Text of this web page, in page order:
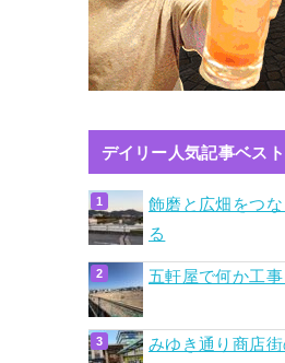
デイリー人気記事ベス
飾磨と広畑をつ
る
五軒屋で何か工
みゆき通り商店